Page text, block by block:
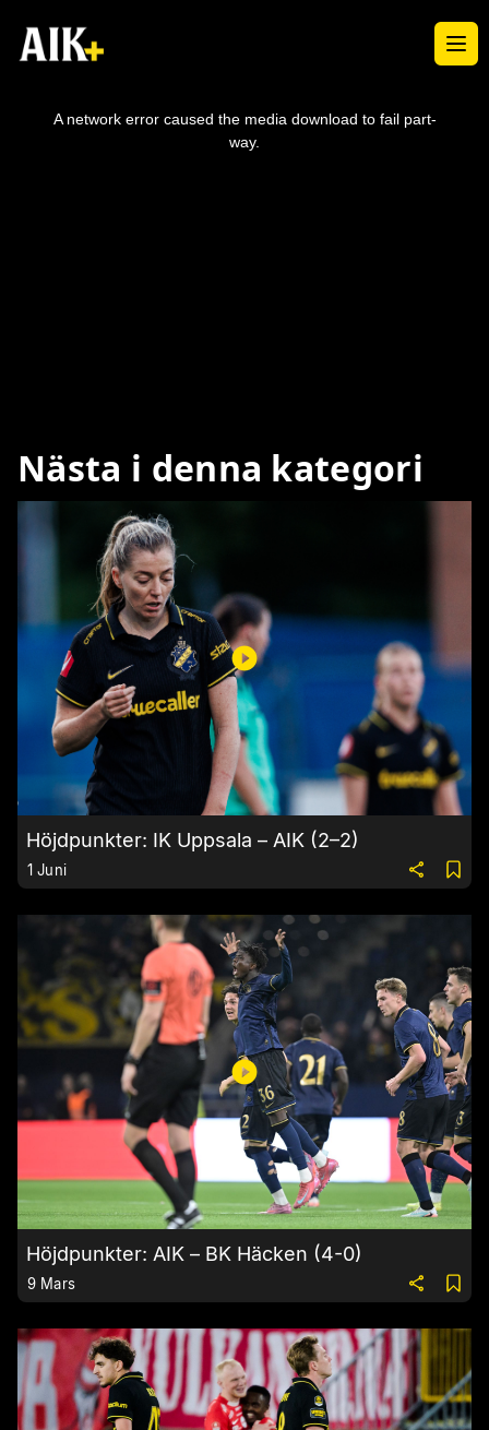
A network error caused the media download to fail part-
way.
Nästa i denna kategori
Höjdpunkter: IK Uppsala – AIK (2–2)
1 Juni
Höjdpunkter: AIK – BK Häcken (4-0)
9 Mars